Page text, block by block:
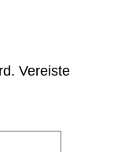
Vereiste